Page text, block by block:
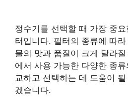
정수기를 선택할 때 가장 중
터입니다. 필터의 종류에 따
물의 맛과 품질이 크게 달라
에서 사용 가능한 다양한 종
교하고 선택하는 데 도움이
겠습니다.